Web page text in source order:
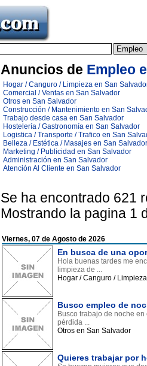
Anuncios de Empleo
Hogar / Canguro / Limpieza en San
Comercial / Ventas en San Salvador
Otros en San Salvador
Construcción / Mantenimiento en San
Trabajo desde casa en San Salvador
Hostelería / Gastronomía en San Salvador
Logistica / Transporte / Trafico en San
Belleza / Estética / Masajes en San Salvador
Marketing / Publicidad en San Salvador
Administración en San Salvador
Atención Al Cliente en San Salvador
Se ha encontrado 621
Mostrando la pagina 1
Viernes, 07 de Agosto de 2026
En busca de una
Hola buenas tardes me
limpieza de ...
Hogar / Canguro /
Busco empleo de
Busco trabajo de noche
pérdida ...
Otros en San Salvador
Quieres trabajar por